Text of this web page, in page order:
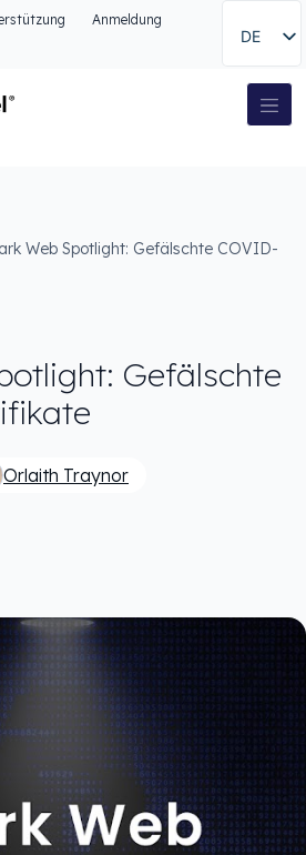
Anmeldung
DE
Web Spotlight: Gefälschte COVID-
Gefälschte
Orlaith Traynor